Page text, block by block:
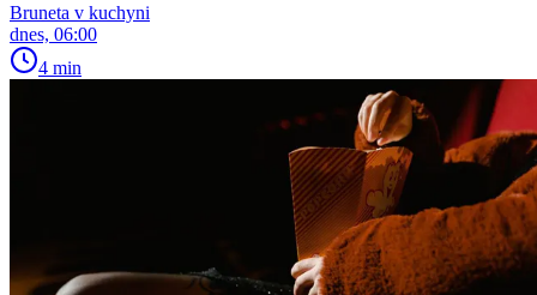
Bruneta v kuchyni
dnes, 06:00
4 min